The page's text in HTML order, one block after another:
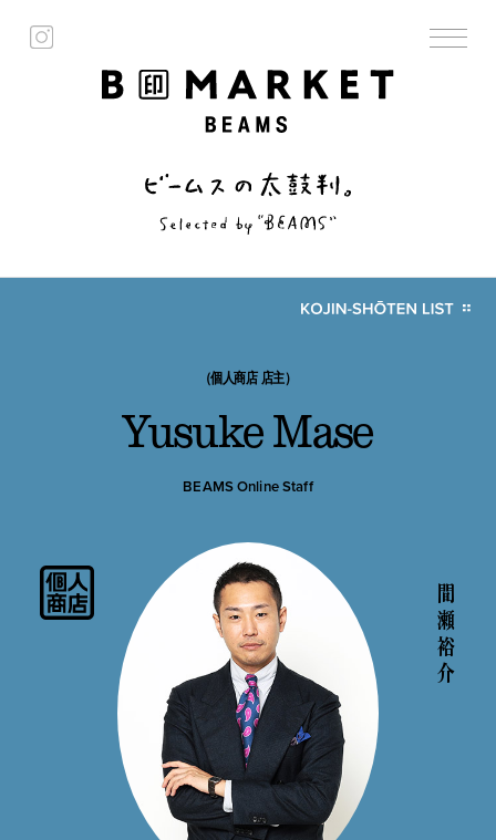
（個人商店 店主）
Yusuke Mase
BEAMS Online Staff
間瀬 裕介
私の偏愛話、聞いていってくれませんか？
B印的太鼓判マップ